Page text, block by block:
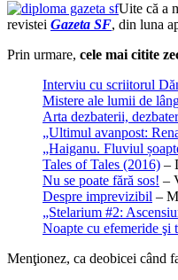
Uite că a
revistei Gazeta SF, din luna
Prin urmare, cele mai citite
Interviu cu scriitorul
Mistere ale lumii de
Arta dezbaterii,
„Ultimul avanpost:
„Haiganu. Fluviul
Tales of Tales (2016) –
Nu se poate fără sos! –
Despre imprevizibil –
„Stelarium #2:
Noapte cu efemeride şi
Menţionez, ca deobicei când